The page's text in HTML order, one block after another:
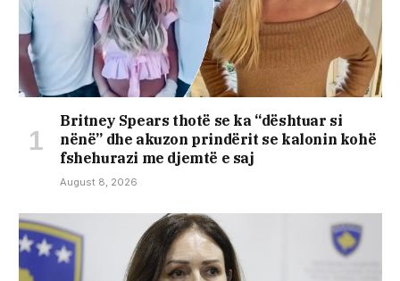
Britney Spears thotë se ka “dështuar si
nënë” dhe akuzon prindërit se kalonin kohë
fshehurazi me djemtë e saj
August 8, 2026